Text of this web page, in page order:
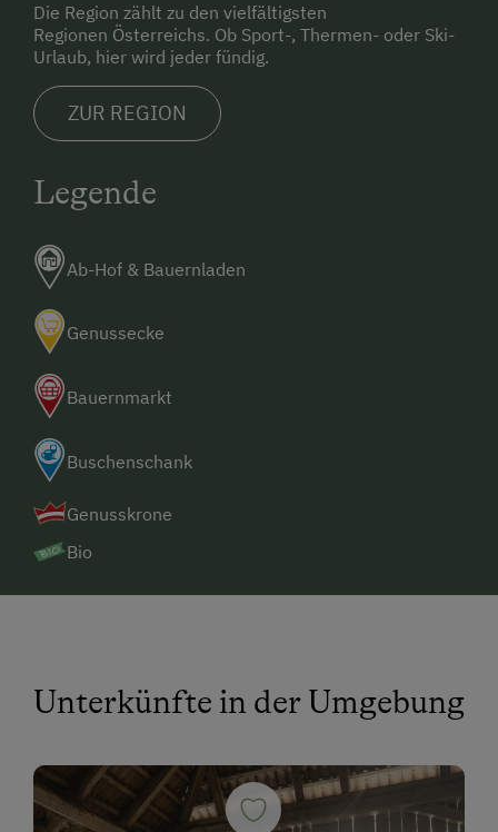
Die Region zählt zu den vielfältigsten
Regionen Österreichs. Ob Sport-, Thermen- oder Ski-
Urlaub, hier wird jeder fündig.
ZUR REGION
Legende
Ab-Hof & Bauernladen
Genussecke
Bauernmarkt
Buschenschank
Genusskrone
Bio
Unterkünfte in der Umgebung